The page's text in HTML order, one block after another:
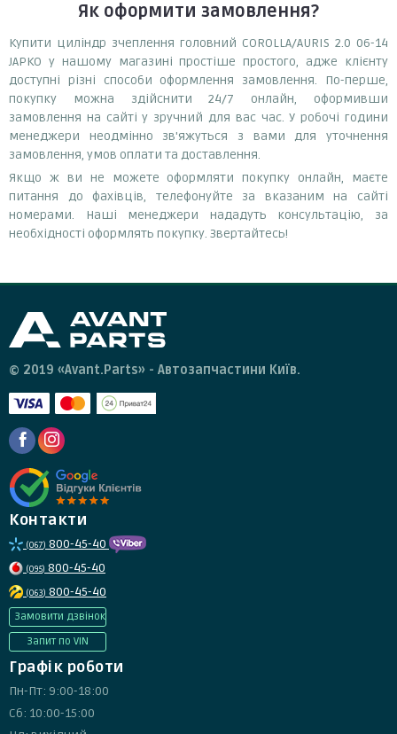
Як оформити замовлення?
Купити циліндр зчеплення головний COROLLA/AURIS 2.0 06-14
JAPKO у нашому магазині простіше простого, адже клієнту
доступні різні способи оформлення замовлення. По-перше,
покупку можна здійснити 24/7 онлайн, оформивши
замовлення на сайті у зручний для вас час. У робочі години
менеджери неодмінно зв'яжуться з вами для уточнення
замовлення, умов оплати та доставлення.
Якщо ж ви не можете оформляти покупку онлайн, маєте
питання до фахівців, телефонуйте за вказаним на сайті
номерами. Наші менеджери нададуть консультацію, за
необхідності оформлять покупку. Звертайтесь!
© 2019 «Avant.Parts» - Автозапчастини Київ.
Контакти
(067) 800-45-40
(095) 800-45-40
(063) 800-45-40
Замовити дзвінок
Запит по VIN
Графік роботи
Пн-Пт: 9:00-18:00
Сб: 10:00-15:00